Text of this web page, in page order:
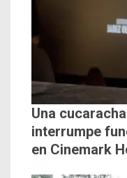
Una
interrumpe
en Cinemark